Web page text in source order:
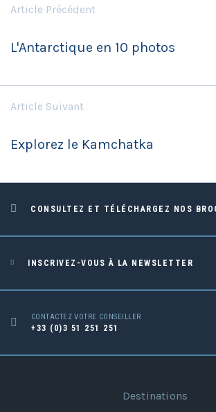
Article Précédent
L'Antarctique en 10 photos
Article Suivant
Explorez le Kamchatka
CONSULTEZ ET TÉLÉCHARGEZ NOS
INSCRIVEZ-VOUS À LA NEWSLETTER
CONTACTEZ VOTRE CONSEILLER
+33 (0)3 51 251 251
Destinations